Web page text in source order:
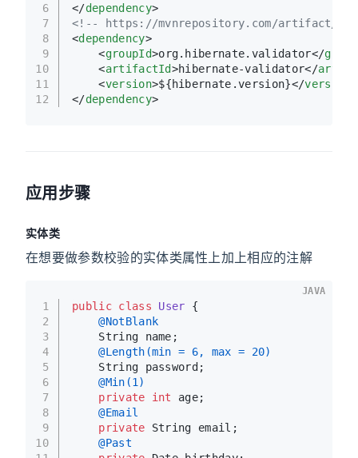
6
7
8
9
10
11
12
</dependency>
<!-- https://mvnrepository.com/artifact/
<dependency>
<groupId>org.hibernate.validator</
<artifactId>hibernate-validator</
<version>${hibernate.version}</version
</dependency>
应用步骤
实体类
在想要做参数校验的实体类属性上加上相应的注解
1
2
3
4
5
6
7
8
9
10
public class User {
@NotBlank
    String name;
@Length(min = 6, max = 20)
    String password;
@Min(1)
private
int
age;
@Email
private String email;
@Past
JAVA